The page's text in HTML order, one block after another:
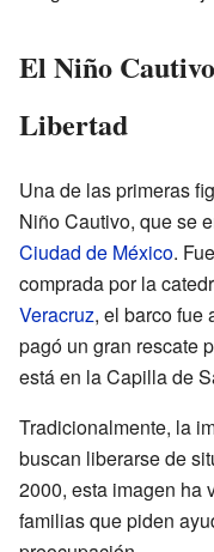
El Niño
Libertad
Una de las primeras
Niño Cautivo, que se
Ciudad de México.
comprada por la
Veracruz, el barco fue
pagó un gran rescate
está en la Capilla de
Tradicionalmente, la
buscan liberarse de
2000, esta imagen ha
familias que piden